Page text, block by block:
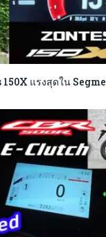
แรงสุดใน